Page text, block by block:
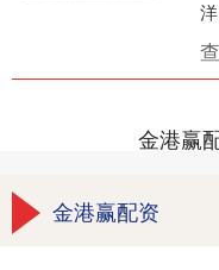
金港赢
金港赢配资